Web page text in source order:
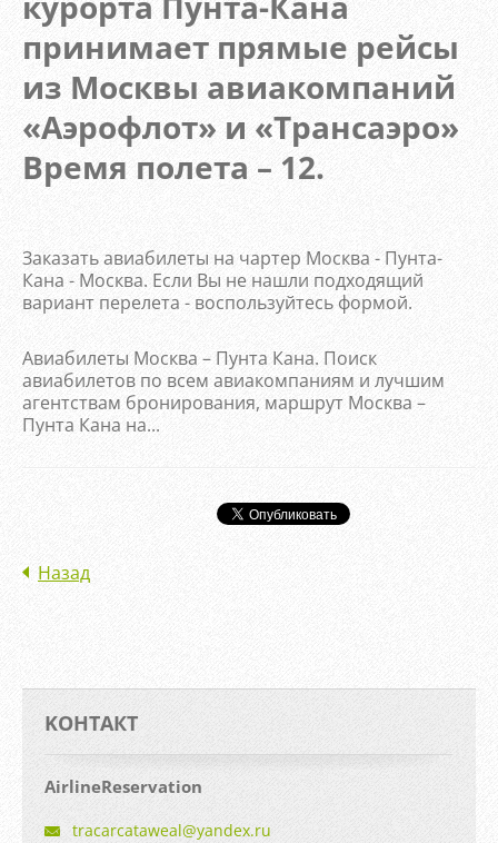
принимает прямые рейсы
из Москвы авиакомпаний
«Аэрофлот» и «Трансаэро»
Время полета – 12.
Заказать авиабилеты на чартер Москва - Пунта-
Кана - Москва. Если Вы не нашли подходящий
вариант перелета - воспользуйтесь формой.
Авиабилеты Москва – Пунта Кана. Поиск
авиабилетов по всем авиакомпаниям и лучшим
агентствам бронирования, маршрут Москва –
Пунта Кана на...
Назад
KOНТАКТ
AirlineReservation
tracarcataweal@yandex.ru